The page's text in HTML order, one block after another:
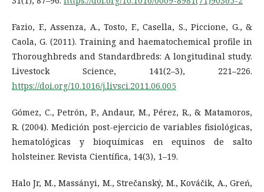
Fazio, F., Assenza, A., Tosto, F., Casella, S., Piccione, G., &
Caola, G. (2011). Training and haematochemical profile in
Thoroughbreds and Standardbreds: A longitudinal study.
Livestock Science, 141(2–3), 221–226.
https://doi.org/10.1016/j.livsci.2011.06.005
Gómez, C., Petrón, P., Andaur, M., Pérez, R., & Matamoros,
R. (2004). Medición post-ejercicio de variables fisiológicas,
hematológicas y bioquímicas en equinos de salto
holsteiner. Revista Científica, 14(3), 1–19.
Halo Jr, M., Massányi, M., Strečanský, M., Kováčik, A., Greń,